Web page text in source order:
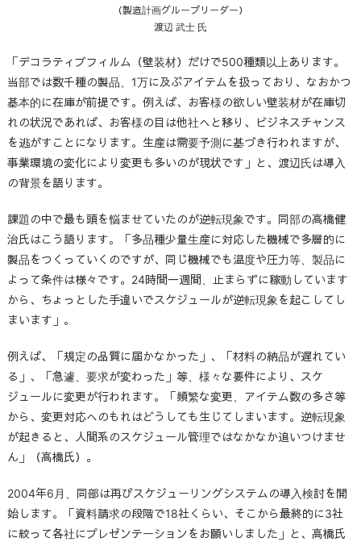
（製造計画グループリーダー）
渡辺 武士 氏
「デコラティブフィルム（壁装材）だけで500種類以上あります。
当部では数千種の製品、1万に及ぶアイテムを扱っており、なおかつ
基本的に在庫が前提です。例えば、お客様の欲しい壁装材が在庫切
れの状況であれば、お客様の目は他社へと移り、ビジネスチャンス
を逃がすことになります。生産は需要予測に基づき行われますが、
事業環境の変化により変更も多いのが現状です」と、渡辺氏は導入
の背景を語ります。
課題の中で最も頭を悩ませていたのが逆転現象です。同部の高橋健
治氏はこう語ります。「多品種少量生産に対応した機械で多層的に
製品をつくっていくのですが、同じ機械でも温度や圧力等、製品に
よって条件は様々です。24時間一週間、止まらずに稼動しています
から、ちょっとした手違いでスケジュールが逆転現象を起こしてし
まいます」。
例えば、「規定の品質に届かなかった」、「材料の納品が遅れてい
る」、「急遽、要求が変わった」等、様々な要件により、スケ
ジュールに変更が行われます。「頻繁な変更、アイテム数の多さ等
から、変更対応へのもれはどうしても生じてしまいます。逆転現象
が起きると、人間系のスケジュール管理ではなかなか追いつけませ
ん」（高橋氏）。
2004年6月、同部は再びスケジューリングシステムの導入検討を開
始します。「資料請求の段階で18社くらい、そこから最終的に3社
に絞って各社にプレゼンテーションをお願いしました」と、高橋氏